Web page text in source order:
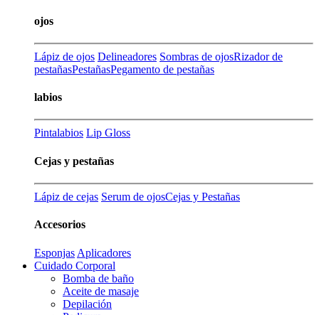
ojos
Lápiz de ojos Delineadores Sombras de ojosRizador de
pestañasPestañasPegamento de pestañas
labios
Pintalabios Lip Gloss
Cejas y pestañas
Lápiz de cejas Serum de ojosCejas y Pestañas
Accesorios
Esponjas Aplicadores
Cuidado Corporal
Bomba de baño
Aceite de masaje
Depilación